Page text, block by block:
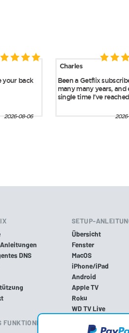
DNS
FUNKTIONIERT?
SETUP-
Übersicht
Fenster
MacOS
iPhone/iPad
Android
Apple TV
Roku
WD TV Live
PlayStation 5